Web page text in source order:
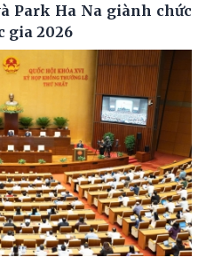
Park Ha Na giành chức
gia 2026